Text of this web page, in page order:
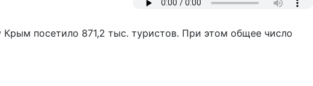
посетило 871,2 тыс. туристов. При этом общее число